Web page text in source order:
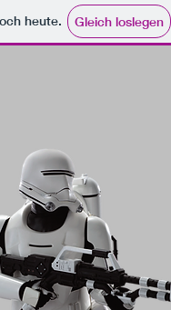
heute. Gleich loslegen